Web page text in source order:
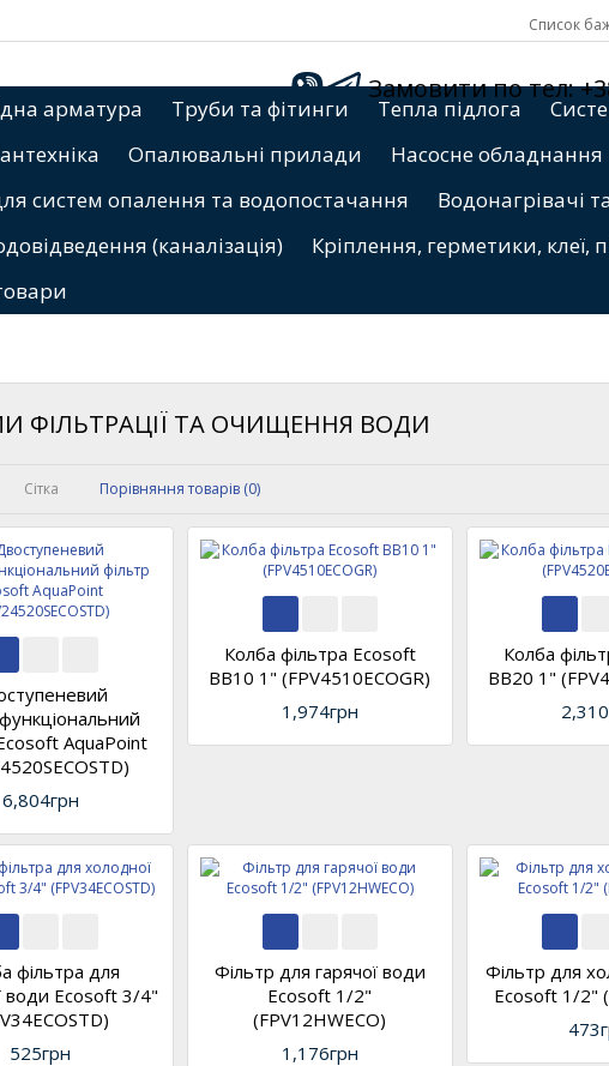
Список
Замовити по тел:
арматура Труби та фітинги Тепла підлога
Опалювальні прилади Насосне обладнання
систем опалення та водопостачання
Водонагрівачі
(каналізація) Кріплення, герметики, клеї,
ФІЛЬТРАЦІЇ ТА ОЧИЩЕННЯ ВОДИ
Сітка Порівняння товарів (0)
AquaPoint
6,804грн
Колба фільтра Ecosoft
BB10 1" (FPV4510ECOGR)
1,974грн
Колба
ВВ20 1"
фільтра для
води Ecosoft 3/4"
525грн
Фільтр для гарячої води
Ecosoft 1/2"
(FPV12HWECO)
1,176грн
Фільтр для
Ecosoft 1/2"